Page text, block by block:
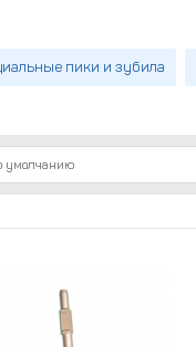
пики и зубила
умолчанию